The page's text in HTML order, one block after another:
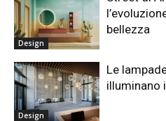
Design
bellezza
Design
Le
illuminano